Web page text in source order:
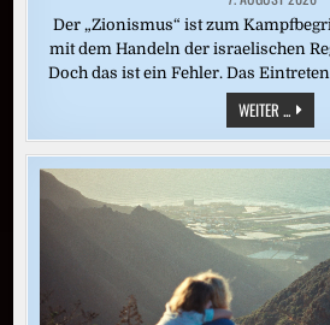
Der „Zionismus“ ist zum
mit dem Handeln der israelischen
Doch das ist ein Fehler. Das
WEITER ...
UND
ISRAEL:
WO
IST
LINKE